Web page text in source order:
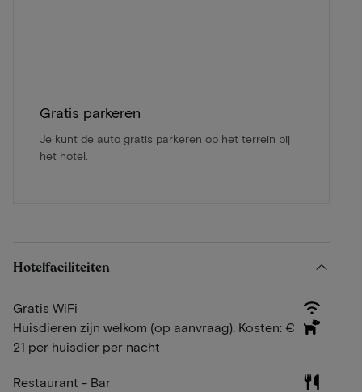
Gratis parkeren
Je kunt de auto gratis parkeren op het terrein bij
het hotel.
Hotelfaciliteiten
Gratis WiFi
Huisdieren zijn welkom (op aanvraag). Kosten: €
21 per huisdier per nacht
Restaurant - Bar